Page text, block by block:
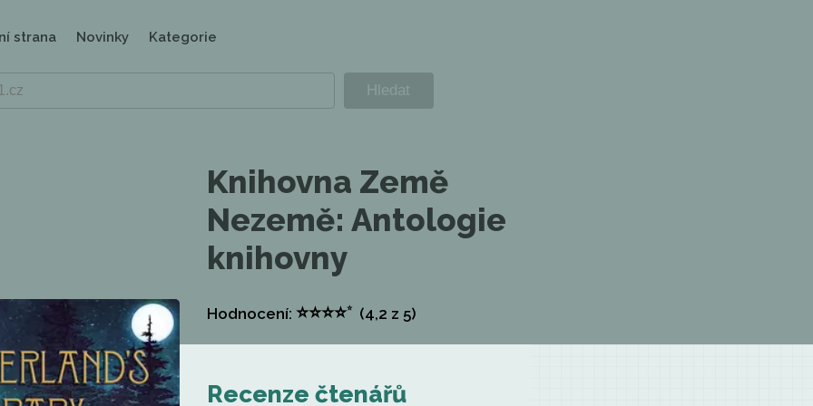
strana Novinky Kategorie
Knihovna Země
Nezemě: Antologie
knihovny
Hodnocení: ⭐⭐⭐⭐⭐ (4,2 z 5)
Recenze čtenářů